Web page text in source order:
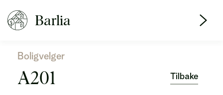
Barlia
Boligvelger
A201 Tilbake